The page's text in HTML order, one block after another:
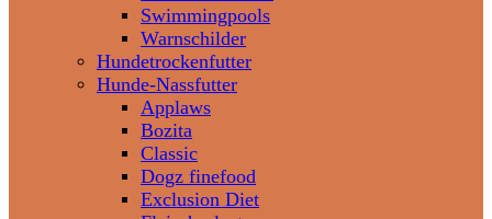
Swimmingpools
Warnschilder
Hundetrockenfutter
Hunde-Nassfutter
Applaws
Bozita
Classic
Dogz finefood
Exclusion Diet